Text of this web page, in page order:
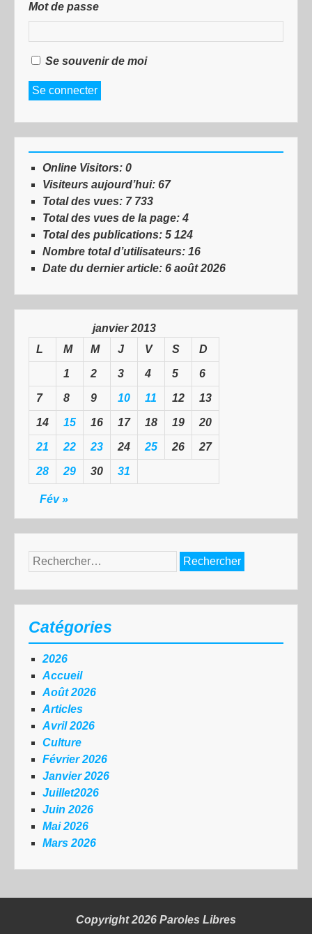
Mot de passe
Se souvenir de moi
Se connecter
Online Visitors: 0
Visiteurs aujourd’hui: 67
Total des vues: 7 733
Total des vues de la page:4
Total des publications: 5 124
Nombre total d’utilisateurs: 16
Date du dernier article: 6 août 2026
janvier 2013
L
M M J V S D
1 2 3 4 5 6
7 8 9 10 11 12 13
14 15 16 17 18 19 20
21 22 23 24 25 26 27
28 29 30 31
Fév »
Rechercher :
Catégories
2026
Accueil
Août 2026
Articles
Avril 2026
Culture
Février 2026
Janvier 2026
Juillet2026
Juin 2026
Mai 2026
Mars 2026
Copyright 2026 Paroles Libres